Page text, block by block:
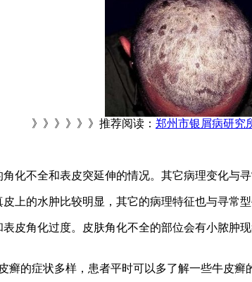
》》》》》》推荐阅读： 郑州市银屑病研究
化不全和表皮突延伸的情况。其它病理变化与
上的水肿比较明显，其它的病理特征也与寻常型
皮角化过度。皮肤角化不全的部位会有小脓肿
癣的症状多样，患者平时可以多了解一些牛皮